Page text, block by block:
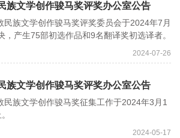
族文学创作骏马奖评奖办公室公告
族文学创作骏马奖评奖委员会于2024年7月
，产生75部初选作品和9名翻译奖初选译者。
2024-07-26
族文学创作骏马奖评奖办公室公告
族文学创作骏马奖征集工作于2024年3月1
2024-05-17